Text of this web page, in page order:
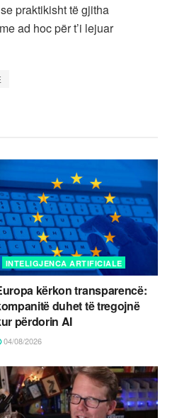
praktikisht të gjitha
ad hoc për t’i lejuar
INTELIGJENCA ARTIFICIALE
kërkon transparencë:
duhet të tregojnë
përdorin AI
04/08/2026